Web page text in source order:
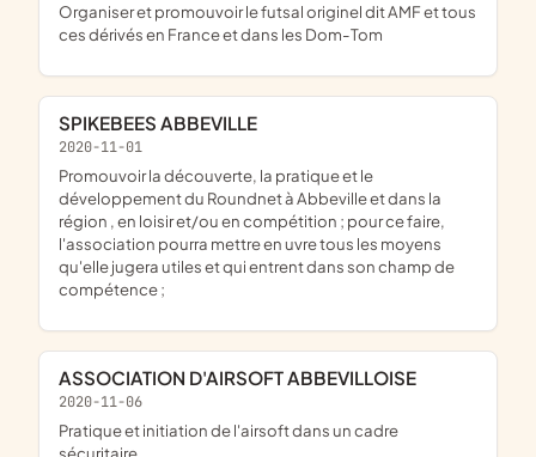
organiser et promouvoir le futsal originel dit AMF et tous
ces dérivés en France et dans les Dom-Tom
SPIKEBEES ABBEVILLE
2020-11-01
promouvoir la découverte, la pratique et le
développement du Roundnet à Abbeville et dans la
région , en loisir et/ou en compétition ; pour ce faire,
l'association pourra mettre en uvre tous les moyens
qu'elle jugera utiles et qui entrent dans son champ de
compétence ;
ASSOCIATION D'AIRSOFT ABBEVILLOISE
2020-11-06
pratique et initiation de l'airsoft dans un cadre
sécuritaire